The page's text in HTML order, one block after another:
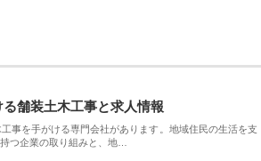
舗装土木工事と求人情報
事を手がける専門会社があります。地域住民の生活を支
つ企業の取り組みと、地…